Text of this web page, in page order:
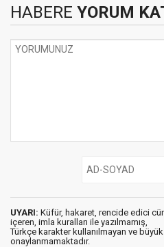
HABERE YORUM
UYARI: Küfür, hakaret, rencide edici
içeren, imla kuralları ile yazılmamış,
Türkçe karakter kullanılmayan ve
onaylanmamaktadır.